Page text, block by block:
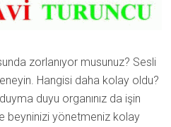
zorlanıyor musunuz? Sesli
Hangisi daha kolay oldu?
duyu organınız da işin
beyninizi yönetmeniz kolay